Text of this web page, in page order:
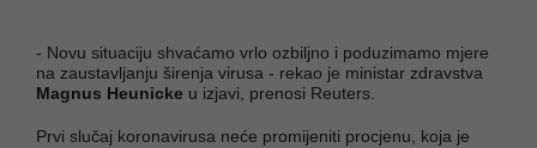
- Novu situaciju shvaćamo vrlo ozbiljno i poduzimamo mjere
na zaustavljanju širenja virusa - rekao je ministar zdravstva
Magnus Heunicke u izjavi, prenosi Reuters.
Prvi slučaj koronavirusa neće promijeniti procjenu, koja je